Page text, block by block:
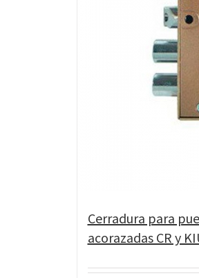
Cerradura para
acorazadas CR y